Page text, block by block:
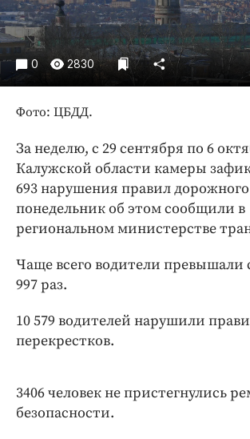
Происшествия
Спорт
Экономика и бизнес
Издания
Медиаперсона
Интересное чтиво
Клиника года
Работодатель года
0 2830
Фото: ЦБДД.
За неделю, с 29 сентября по 6
Калужской области камеры
693 нарушения правил
понедельник об этом сообщили в
региональном министерстве
Чаще всего водители превышали
997 раз.
10 579 водителей нарушили
перекрестков.
3406 человек не пристегнулись
безопасности.